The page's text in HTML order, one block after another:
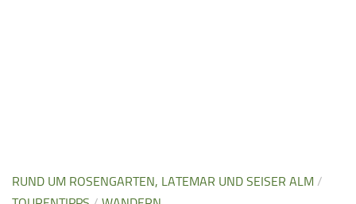
RUND UM ROSENGARTEN, LATEMAR UND SEISER ALM /